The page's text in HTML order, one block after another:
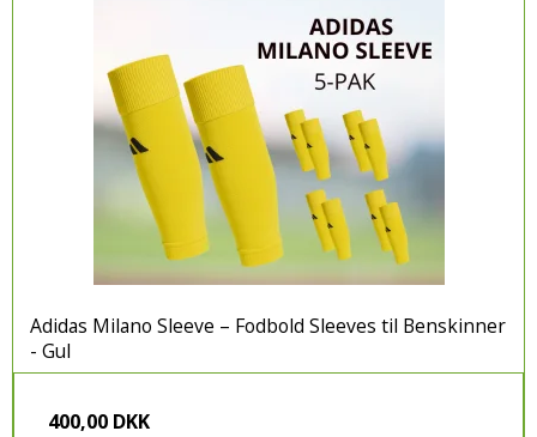
Adidas Milano Sleeve – Fodbold Sleeves til Benskinner
- Gul
400,00 DKK